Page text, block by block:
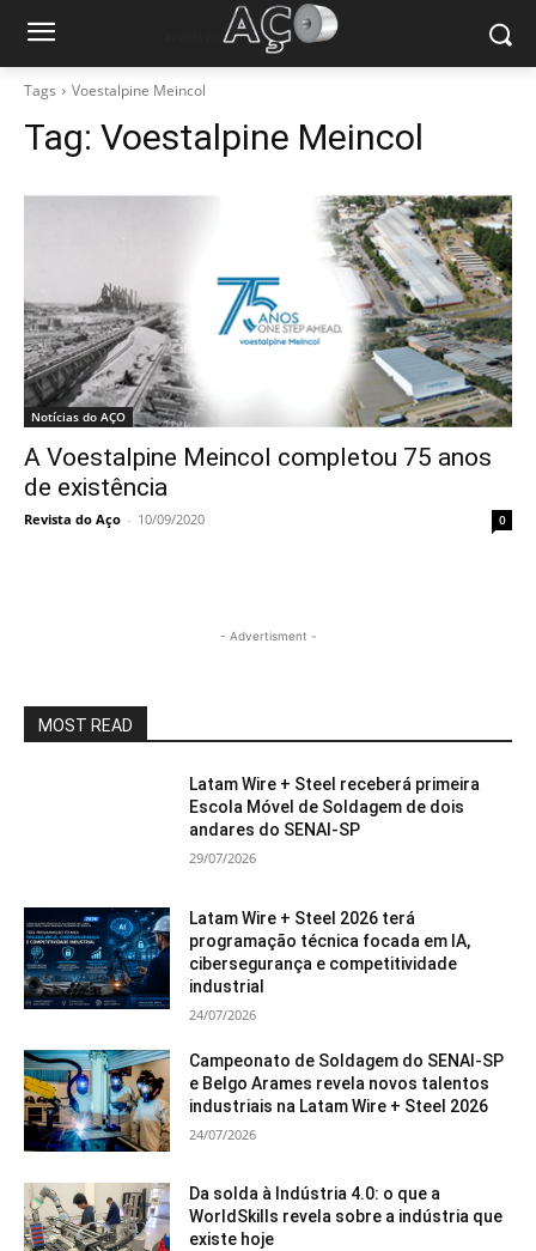
Tags Voestalpine Meincol
Tag: Voestalpine Meincol
Notícias do AÇO
A Voestalpine Meincol completou 75 anos
de existência
Revista do Aço - 10/09/2020 0
- Advertisment -
MOST READ
Latam Wire + Steel receberá primeira
Escola Móvel de Soldagem de dois
andares do SENAI-SP
29/07/2026
Latam Wire + Steel 2026 terá
programação técnica focada em IA,
cibersegurança e competitividade
industrial
24/07/2026
Campeonato de Soldagem do SENAI-SP
e Belgo Arames revela novos talentos
industriais na Latam Wire + Steel 2026
24/07/2026
Da solda à Indústria 4.0: o que a
WorldSkills revela sobre a indústria que
existe hoje